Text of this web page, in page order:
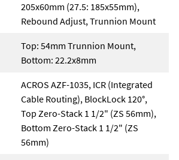
205x60mm (27.5: 185x55mm),
Rebound Adjust, Trunnion Mount
Top: 54mm Trunnion Mount,
Bottom: 22.2x8mm
ACROS AZF-1035, ICR (Integrated
Cable Routing), BlockLock 120°,
Top Zero-Stack 1 1/2" (ZS 56mm),
Bottom Zero-Stack 1 1/2" (ZS
56mm)